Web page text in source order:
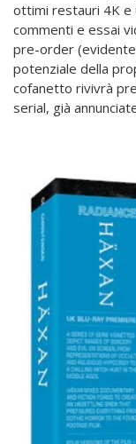
ottimi restauri 4K e
commenti e essai
pre-order
potenziale della
cofanetto rivivrà
serial, già